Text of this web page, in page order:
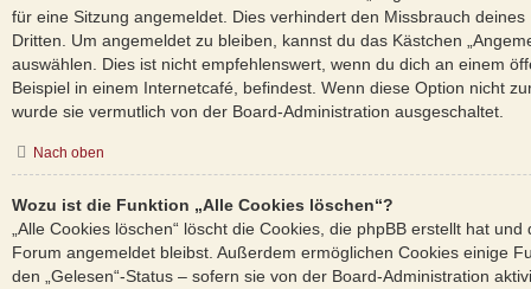
für eine Sitzung angemeldet. Dies verhindert den Missbrauch
Dritten. Um angemeldet zu bleiben, kannst du das Kästchen
auswählen. Dies ist nicht empfehlenswert, wenn du dich an einem
Beispiel in einem Internetcafé, befindest. Wenn diese Option nicht
wurde sie vermutlich von der Board-Administration ausgeschaltet.
Nach oben
Wozu ist die Funktion „Alle Cookies löschen“?
„Alle Cookies löschen“ löscht die Cookies, die phpBB erstellt hat
Forum angemeldet bleibst. Außerdem ermöglichen Cookies einige
den „Gelesen“-Status – sofern sie von der Board-Administration